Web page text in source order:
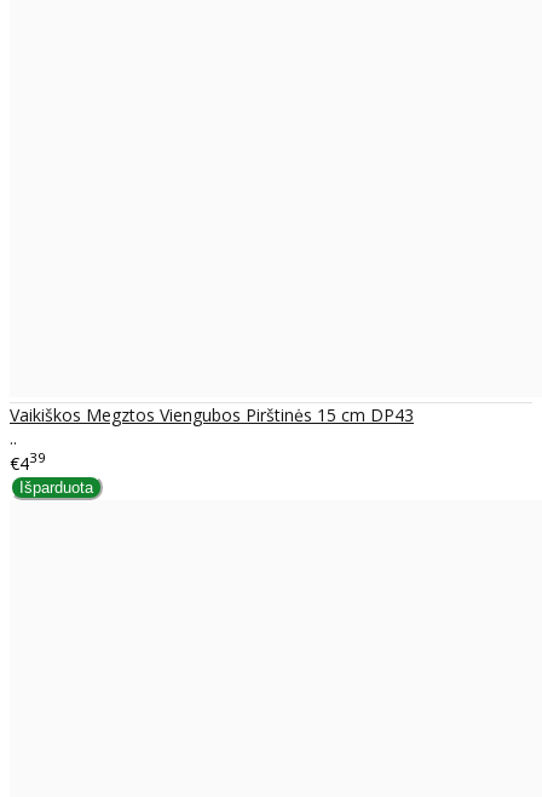
Vaikiškos Megztos Viengubos Pirštinės 15 cm DP43
..
€439